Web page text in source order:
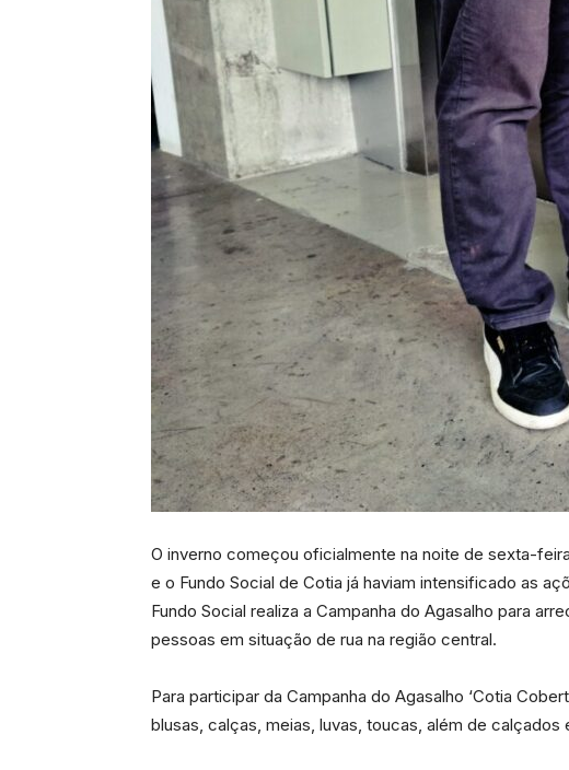
O inverno começou oficialmente na noite de sexta-
e o Fundo Social de Cotia já haviam intensificado as
Fundo Social realiza a Campanha do Agasalho para
pessoas em situação de rua na região central.
Para participar da Campanha do Agasalho ‘Cotia
blusas, calças, meias, luvas, toucas, além de